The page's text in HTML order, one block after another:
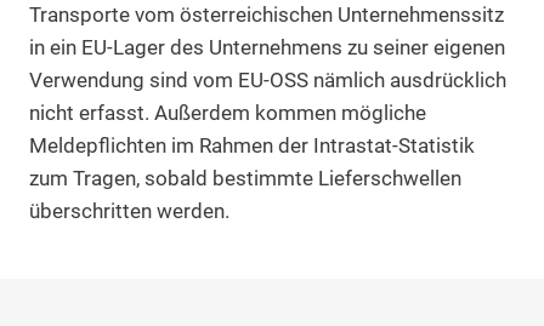
Transporte vom österreichischen Unternehmenssitz
in ein EU-Lager des Unternehmens zu seiner eigenen
Verwendung sind vom EU-OSS nämlich ausdrücklich
nicht erfasst. Außerdem kommen mögliche
Meldepflichten im Rahmen der Intrastat-Statistik
zum Tragen, sobald bestimmte Lieferschwellen
überschritten werden.